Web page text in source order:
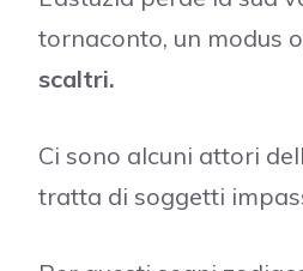
tornaconto, un modus
scaltri.
Ci sono alcuni attori
tratta di soggetti